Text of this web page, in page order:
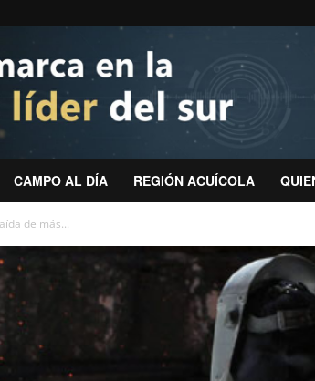
CAMPO AL DÍA REGIÓN ACUÍCOLA
de más...